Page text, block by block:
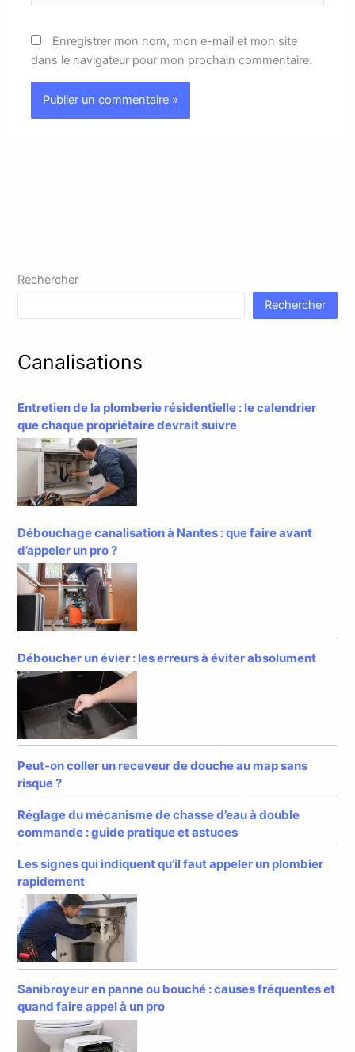
Enregistrer mon nom, mon e-mail et mon site
dans le navigateur pour mon prochain commentaire.
Rechercher
Rechercher
Canalisations
Entretien de la plomberie résidentielle : le calendrier
que chaque propriétaire devrait suivre
Débouchage canalisation à Nantes : que faire avant
d’appeler un pro ?
Déboucher un évier : les erreurs à éviter absolument
Peut-on coller un receveur de douche au map sans
risque ?
Réglage du mécanisme de chasse d’eau à double
commande : guide pratique et astuces
Les signes qui indiquent qu’il faut appeler un plombier
rapidement
Sanibroyeur en panne ou bouché : causes fréquentes et
quand faire appel à un pro